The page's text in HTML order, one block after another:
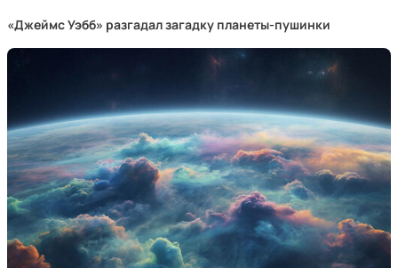
«Джеймс Уэбб» разгадал загадку планеты-пушинки